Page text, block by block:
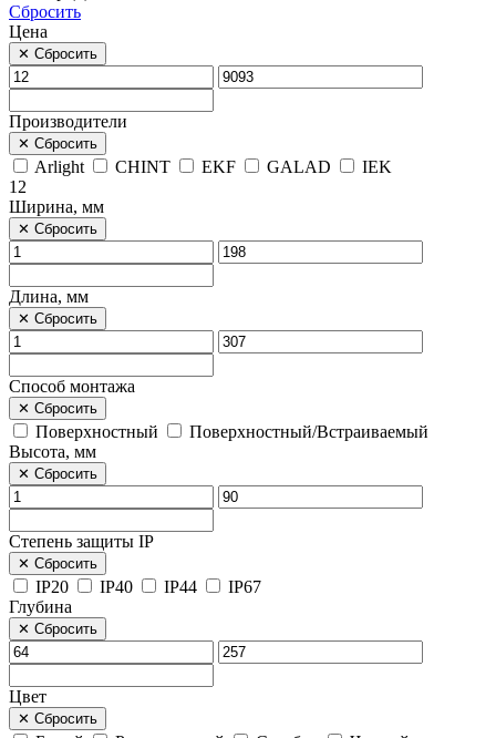
Сбросить
Цена
✕ Сбросить
Производители
✕ Сбросить
Arlight CHINT EKF GALAD
IEK
12
Ширина, мм
✕ Сбросить
Длина, мм
✕ Сбросить
Способ монтажа
✕ Сбросить
Поверхностный
Поверхностный/Встраиваемый
Высота, мм
✕ Сбросить
Степень защиты IP
✕ Сбросить
IP20 IP40 IP44
IP67
Глубина
✕ Сбросить
Цвет
✕ Сбросить